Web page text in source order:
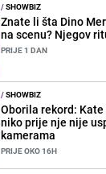
/SHOWBIZ
Znate li šta Dino
na scenu? Njegov
PRIJE 1 DAN
/SHOWBIZ
Oborila rekord:
niko prije nje nije
kamerama
PRIJE OKO 16H